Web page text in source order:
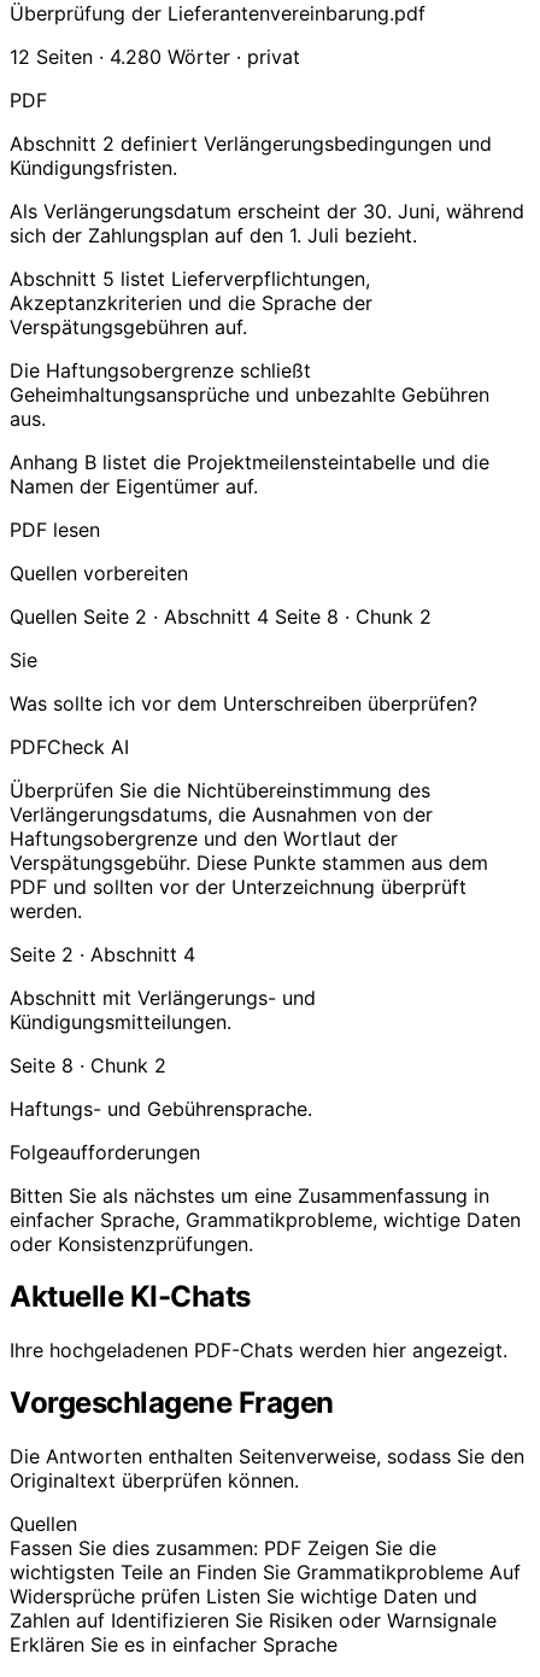
Überprüfung der Lieferantenvereinbarung.pdf
12 Seiten · 4.280 Wörter · privat
PDF
Abschnitt 2 definiert Verlängerungsbedingungen und
Kündigungsfristen.
Als Verlängerungsdatum erscheint der 30. Juni, während
sich der Zahlungsplan auf den 1. Juli bezieht.
Abschnitt 5 listet Lieferverpflichtungen,
Akzeptanzkriterien und die Sprache der
Verspätungsgebühren auf.
Die Haftungsobergrenze schließt
Geheimhaltungsansprüche und unbezahlte Gebühren
aus.
Anhang B listet die Projektmeilensteintabelle und die
Namen der Eigentümer auf.
PDF lesen
Quellen vorbereiten
Quellen Seite 2 · Abschnitt 4 Seite 8 · Chunk 2
Sie
Was sollte ich vor dem Unterschreiben überprüfen?
PDFCheck AI
Überprüfen Sie die Nichtübereinstimmung des
Verlängerungsdatums, die Ausnahmen von der
Haftungsobergrenze und den Wortlaut der
Verspätungsgebühr. Diese Punkte stammen aus dem
PDF und sollten vor der Unterzeichnung überprüft
werden.
Seite 2 · Abschnitt 4
Abschnitt mit Verlängerungs- und
Kündigungsmitteilungen.
Seite 8 · Chunk 2
Haftungs- und Gebührensprache.
Folgeaufforderungen
Bitten Sie als nächstes um eine Zusammenfassung in
einfacher Sprache, Grammatikprobleme, wichtige Daten
oder Konsistenzprüfungen.
Aktuelle KI-Chats
Ihre hochgeladenen PDF-Chats werden hier angezeigt.
Vorgeschlagene Fragen
Die Antworten enthalten Seitenverweise, sodass Sie den
Originaltext überprüfen können.
Quellen
Fassen Sie dies zusammen: PDF Zeigen Sie die
wichtigsten Teile an Finden Sie Grammatikprobleme Auf
Widersprüche prüfen Listen Sie wichtige Daten und
Zahlen auf Identifizieren Sie Risiken oder Warnsignale
Erklären Sie es in einfacher Sprache